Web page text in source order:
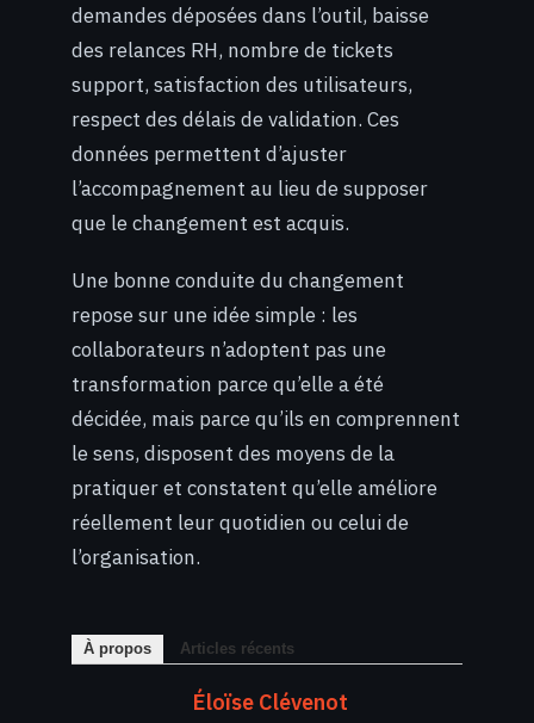
demandes déposées dans l’outil, baisse
des relances RH, nombre de tickets
support, satisfaction des utilisateurs,
respect des délais de validation. Ces
données permettent d’ajuster
l’accompagnement au lieu de supposer
que le changement est acquis.
Une bonne conduite du changement
repose sur une idée simple : les
collaborateurs n’adoptent pas une
transformation parce qu’elle a été
décidée, mais parce qu’ils en comprennent
le sens, disposent des moyens de la
pratiquer et constatent qu’elle améliore
réellement leur quotidien ou celui de
l’organisation.
À propos Articles récents
Éloïse Clévenot